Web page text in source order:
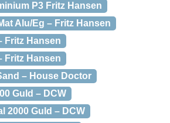
P3 Fritz Hansen
Alu/Eg – Fritz Hansen
Fritz Hansen
Fritz Hansen
– House Doctor
Guld – DCW
2000 Guld – DCW